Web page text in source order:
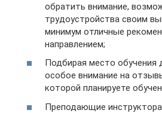
обратить внимание,
трудоустройства своим
минимум отличные
направлением;
Подбирая место обучения
особое внимание на
которой планируете
Преподающие